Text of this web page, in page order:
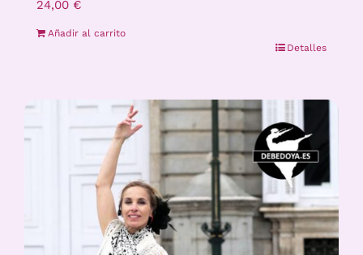
24,00 €
Añadir al carrito
Detalles